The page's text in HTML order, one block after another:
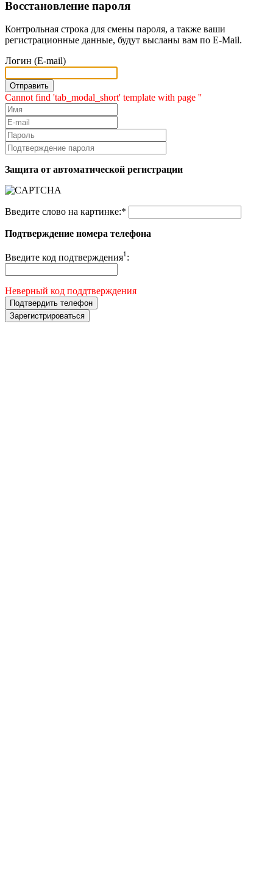
Восстановление пароля
Контрольная строка для смены пароля, а также ваши
регистрационные данные, будут высланы вам по E-Mail.
Логин (E-mail)
Cannot find 'tab_modal_short' template with page ''
Защита от автоматической регистрации
Введите слово на картинке:*
Подтверждение номера телефона
Введите код подтверждения1:
Неверный код поддтверждения
Подтвердить телефон
Зарегистрироваться